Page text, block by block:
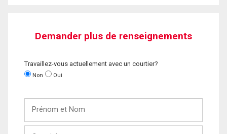
Demander plus de renseignements
Travaillez-vous actuellement avec un courtier?
Non Oui
Nom